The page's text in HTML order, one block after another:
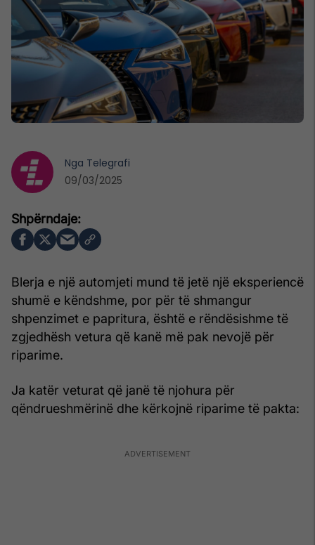
Blerja e një automjeti mund të jetë një eksperiencë
shumë e këndshme, por për të shmangur
shpenzimet e papritura, është e rëndësishme të
zgjedhësh vetura që kanë më pak nevojë për
riparime.
Ja katër veturat që janë të njohura për
qëndrueshmërinë dhe kërkojnë riparime të pakta:
Nga Telegrafi
09/03/2025